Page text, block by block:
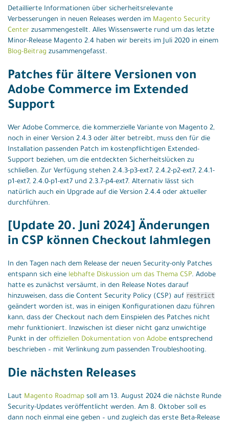
Detaillierte Informationen über sicherheitsrelevante
Verbesserungen in neuen Releases werden im Magento Security
Center zusammengestellt. Alles Wissenswerte rund um das letzte
Minor-Release Magento 2.4 haben wir bereits im Juli 2020 in einem
Blog-Beitrag zusammengefasst.
Patches für ältere Versionen von
Adobe Commerce im Extended
Support
Wer Adobe Commerce, die kommerzielle Variante von Magento 2,
noch in einer Version 2.4.3 oder älter betreibt, muss den für die
Installation passenden Patch im kostenpflichtigen Extended-
Support beziehen, um die entdeckten Sicherheitslücken zu
schließen. Zur Verfügung stehen 2.4.3-p3-ext7, 2.4.2-p2-ext7, 2.4.1-
p1-ext7, 2.4.0-p1-ext7 und 2.3.7-p4-ext7. Alternativ lässt sich
natürlich auch ein Upgrade auf die Version 2.4.4 oder aktueller
durchführen.
[Update 20. Juni 2024] Änderungen
in CSP können Checkout lahmlegen
In den Tagen nach dem Release der neuen Security-only Patches
entspann sich eine lebhafte Diskussion um das Thema CSP. Adobe
hatte es zunächst versäumt, in den Release Notes darauf
hinzuweisen, dass die Content Security Policy (CSP) auf restrict
geändert worden ist, was in einigen Konfigurationen dazu führen
kann, dass der Checkout nach dem Einspielen des Patches nicht
mehr funktioniert. Inzwischen ist dieser nicht ganz unwichtige
Punkt in der offiziellen Dokumentation von Adobe entsprechend
beschrieben – mit Verlinkung zum passenden Troubleshooting.
Die nächsten Releases
Laut Magento Roadmap soll am 13. August 2024 die nächste Runde
Security-Updates veröffentlicht werden. Am 8. Oktober soll es
dann noch einmal eine geben – und zugleich das erste Beta-Release